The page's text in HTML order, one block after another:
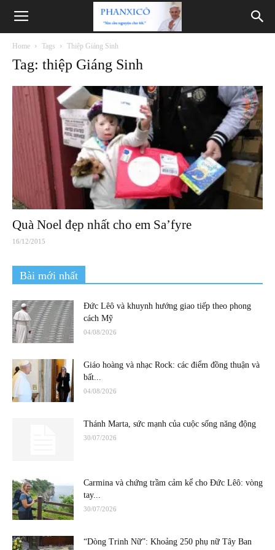
Phanxicô
Home Tags Thiệp Giáng Sinh
Tag: thiệp Giáng Sinh
Quà Noel đẹp nhất cho em Sa’fyre
16/12/2015
Bài mới nhất
Đức Lêô và khuynh hướng giao tiếp theo phong
cách Mỹ
04/08/2026
Giáo hoàng và nhạc Rock: các điểm đồng thuận và
bất...
04/08/2026
Thánh Marta, sức mạnh của cuộc sống năng động
30/07/2026
Carmina và chứng trầm cảm kể cho Đức Lêô: vòng
tay...
30/07/2026
“Dòng Trinh Nữ”: Khoảng 250 phụ nữ Tây Ban